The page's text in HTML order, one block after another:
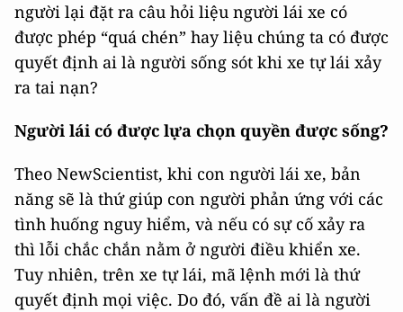
người lại đặt ra câu hỏi liệu người lái xe có
được phép “quá chén” hay liệu chúng ta có được
quyết định ai là người sống sót khi xe tự lái xảy
ra tai nạn?
Người lái có được lựa chọn quyền được sống?
Theo NewScientist, khi con người lái xe, bản
năng sẽ là thứ giúp con người phản ứng với các
tình huống nguy hiểm, và nếu có sự cố xảy ra
thì lỗi chắc chắn nằm ở người điều khiển xe.
Tuy nhiên, trên xe tự lái, mã lệnh mới là thứ
quyết định mọi việc. Do đó, vấn đề ai là người